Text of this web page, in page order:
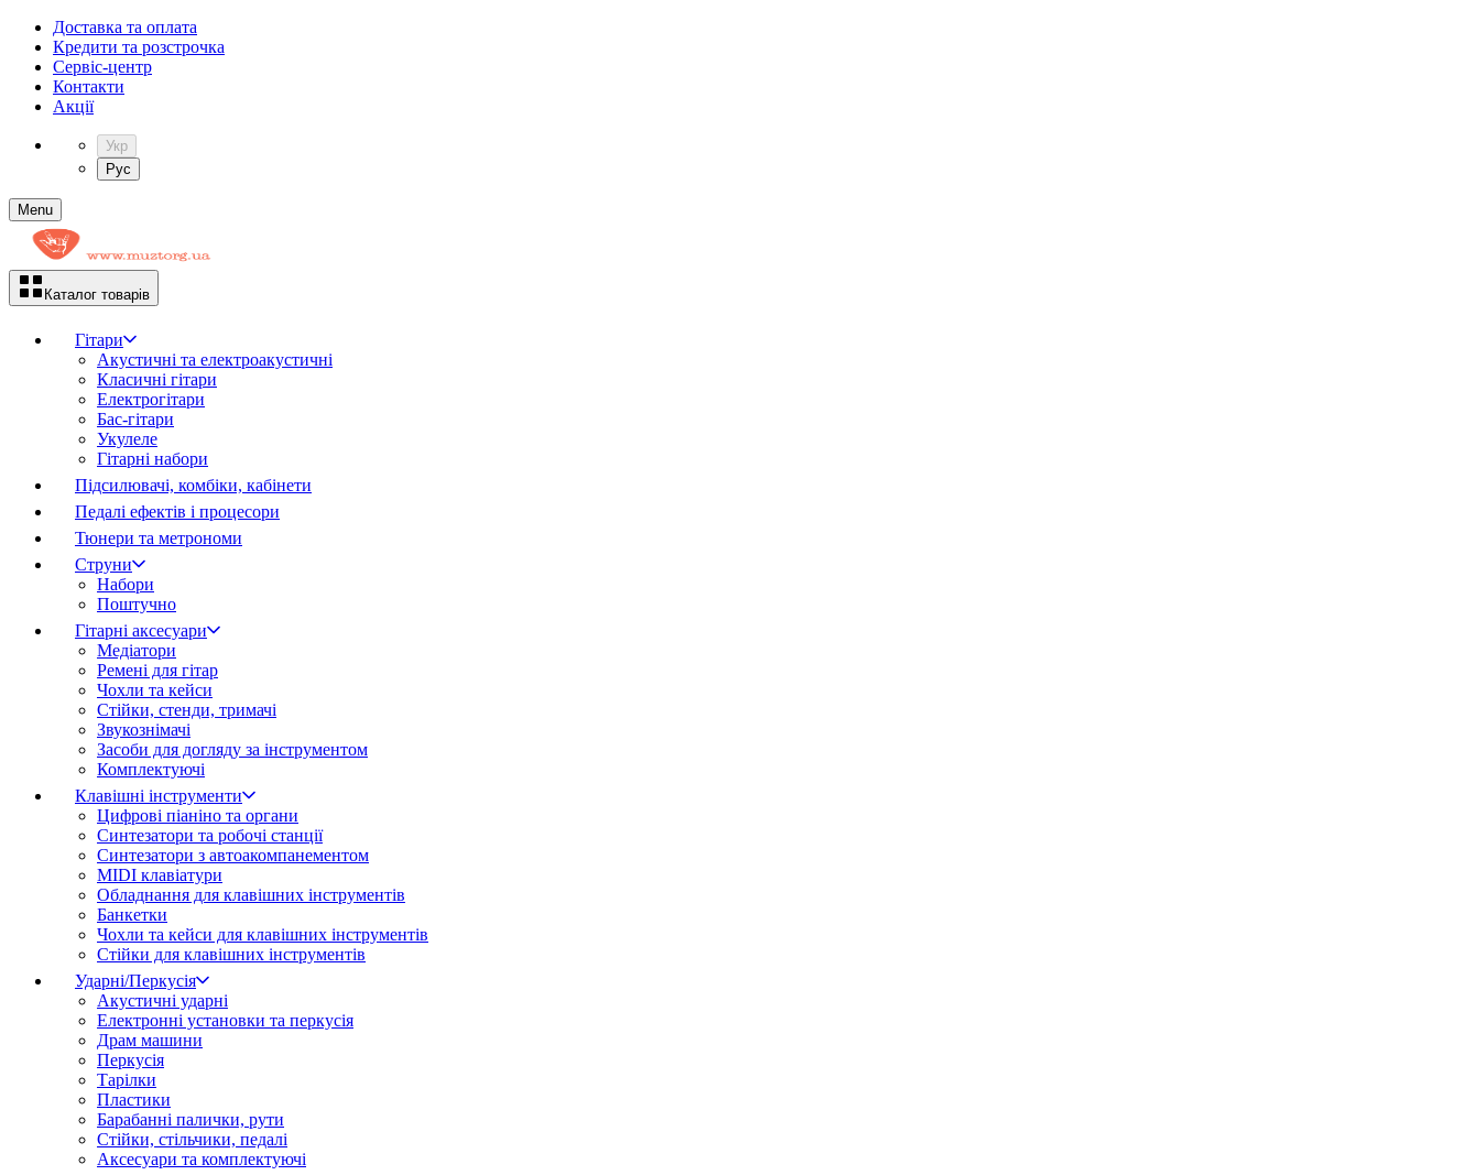
Доставка та оплата
Кредити та розстрочка
Сервіc-центр
Контакти
Акції
Укр
Рус
Menu
Каталог товарів
Гітари
Акустичні та електроакустичні
Класичні гітари
Електрогітари
Бас-гітари
Укулеле
Гітарні набори
Підсилювачі, комбіки, кабінети
Педалі ефектів і процесори
Тюнери та метрономи
Струни
Набори
Поштучно
Гітарні аксесуари
Медіатори
Ремені для гітар
Чохли та кейси
Стійки, стенди, тримачі
Звукознімачі
Засоби для догляду за інструментом
Комплектуючі
Клавішні інструменти
Цифрові піаніно та органи
Синтезатори та робочі станції
Синтезатори з автоакомпанементом
MIDI клавіатури
Обладнання для клавішних інструментів
Банкетки
Чохли та кейси для клавішних інструментів
Стійки для клавішних інструментів
Ударні/Перкусія
Акустичні ударні
Електронні установки та перкусія
Драм машини
Перкусія
Тарілки
Пластики
Барабанні палички, рути
Стійки, стільчики, педалі
Аксесуари та комплектуючі